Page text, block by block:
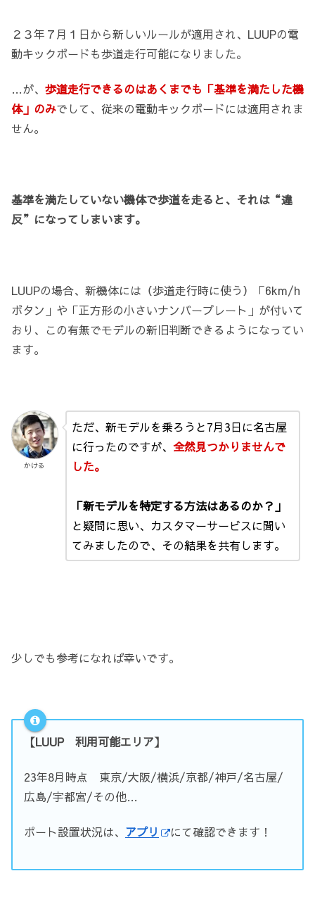
２３年７月１日から新しいルールが適用され、LUUPの電
動キックボードも歩道走行可能になりました。
…が、 歩道走行できるのはあくまでも「基準を満たした機
体」のみでして、従来の電動キックボードには適用されま
せん。
基準を満たしていない機体で歩道を走ると、それは“違
反”になってしまいます。
LUUPの場合、新機体には（歩道走行時に使う）「6km/h
ボタン」や「正方形の小さいナンバープレート」が付いて
おり、この有無でモデルの新旧判断できるようになってい
ます。
かける
ただ、新モデルを乗ろうと7月3日に名古屋
に行ったのですが、 全然見つかりませんで
した。
「新モデルを特定する方法はあるのか？」
と疑問に思い、カスタマーサービスに聞い
てみましたので、その結果を共有します。
少しでも参考になれば幸いです。
【LUUP 利用可能エリア】
23年8月時点 東京/大阪/横浜/京都/神戸/名古屋/
広島/宇都宮/その他…
ポート設置状況は、 アプリ にて確認できます！